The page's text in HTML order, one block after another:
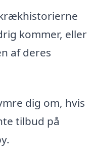
kommer, eller
af deres
dig om, hvis
tilbud på